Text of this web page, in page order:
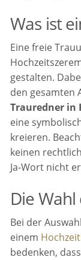
Was ist
Eine freie
gestalten.
den gesamten
Trauredner in
eine
kreieren.
keinen
Ja-Wort nicht
Die
Bei der
einem
bedenken,